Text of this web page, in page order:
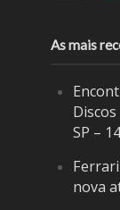
As mais
SP –
nova